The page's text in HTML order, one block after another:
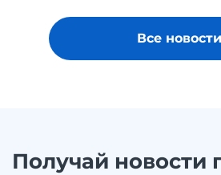
Все новости
Получай новости